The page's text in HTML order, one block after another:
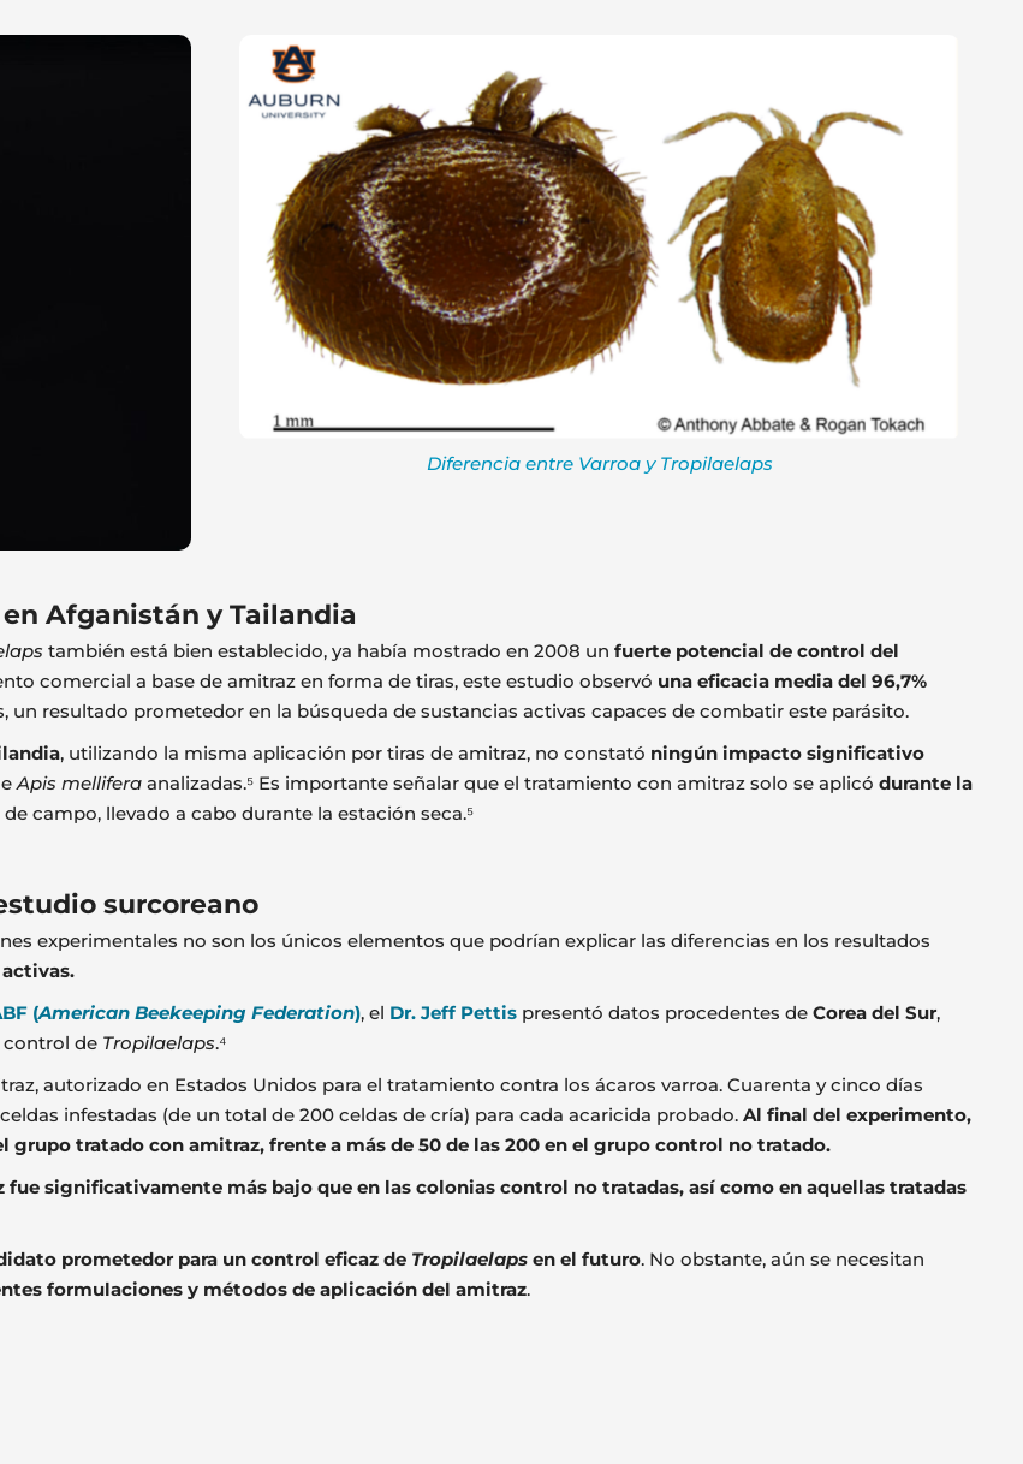
Diferencia entre Varroa y Tropilaelaps
Afganistán y Tailandia
también está bien establecido, ya había mostrado en 2008 un fuerte potencial de control del
comercial a base de amitraz en forma de tiras, este estudio observó una eficacia media del 96,7%
un resultado prometedor en la búsqueda de sustancias activas capaces de combatir este parásito.
, utilizando la misma aplicación por tiras de amitraz, no constató ningún impacto significativo
Apis mellifera analizadas.⁵ Es importante señalar que el tratamiento con amitraz solo se aplicó durante la
campo, llevado a cabo durante la estación seca.⁵
surcoreano
experimentales no son los únicos elementos que podrían explicar las diferencias en los resultados
(American Beekeeping Federation), el Dr. Jeff Pettis presentó datos procedentes de Corea del Sur,
control de Tropilaelaps.⁴
autorizado en Estados Unidos para el tratamiento contra los ácaros varroa. Cuarenta y cinco días
infestadas (de un total de 200 celdas de cría) para cada acaricida probado. Al final del experimento,
grupo tratado con amitraz, frente a más de 50 de las 200 en el grupo control no tratado.
significativamente más bajo que en las colonias control no tratadas, así como en aquellas tratadas
prometedor para un control eficaz de Tropilaelaps en el futuro. No obstante, aún se necesitan
formulaciones y métodos de aplicación del amitraz.